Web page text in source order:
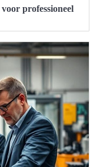
professioneel